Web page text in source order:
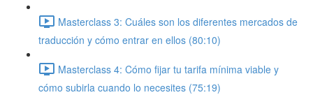
Masterclass 3: Cuáles son los diferentes mercados de
traducción y cómo entrar en ellos (80:10)
Masterclass 4: Cómo fijar tu tarifa mínima viable y
cómo subirla cuando lo necesites (75:19)